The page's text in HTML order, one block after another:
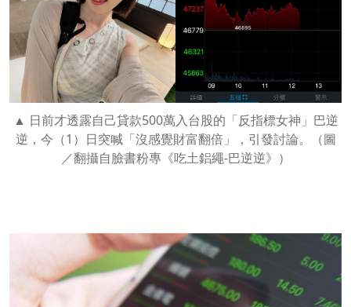
日前才透露自己貸款500萬入台股的「反指標女神」巴逆
逆，今（1）日突喊「沒感覺財富翻倍」，引發討論。（圖
／翻攝自臉書粉專《吃土鋁繩-巴逆逆》）